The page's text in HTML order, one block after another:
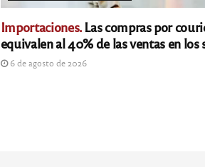
Importaciones.Las compras por
equivalen al 40% de las ventas en los
6 de agosto de 2026